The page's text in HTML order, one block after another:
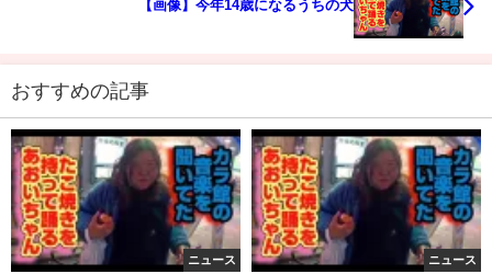
【画像】今年14歳になるうちの犬
おすすめの記事
ニュース ニュース